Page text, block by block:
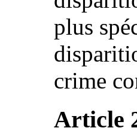
plus
crime
Article